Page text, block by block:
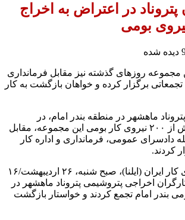
در اعتراض به اخراج
شده
مجموعه روزهای گذشته نیز مقابل فرمانداری
تجمعاتی برگزار کرده و خواهان بازگشت به کار
ماهشهر در منطقه بندر امام، در
اعتراض به اخراج بیش از ۲۰۰ نیروی کار بومی این مجموعه، مقابل
دادسرای عمومی، فرمانداری و اداره کار
کردند.
به گزارش خبرگزاری کار ایران (ایلنا)، صبح شنبه، ۲۶ اردیبهشت/۱۶
از کارگران اخراجی پتروشیمی پتروناد ماهشهر در
بندر امام تجمع کردند و خواستار بازگشت